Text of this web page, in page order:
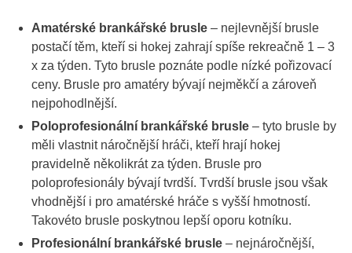
Amatérské brankářské brusle – nejlevnější brusle
postačí těm, kteří si hokej zahrají spíše rekreačně 1 – 3
x za týden. Tyto brusle poznáte podle nízké pořizovací
ceny. Brusle pro amatéry bývají nejměkčí a zároveň
nejpohodlnější.
Poloprofesionální brankářské brusle – tyto brusle by
měli vlastnit náročnější hráči, kteří hrají hokej
pravidelně několikrát za týden. Brusle pro
poloprofesionály bývají tvrdší. Tvrdší brusle jsou však
vhodnější i pro amatérské hráče s vyšší hmotností.
Takovéto brusle poskytnou lepší oporu kotníku.
Profesionální brankářské brusle – nejnáročnější,